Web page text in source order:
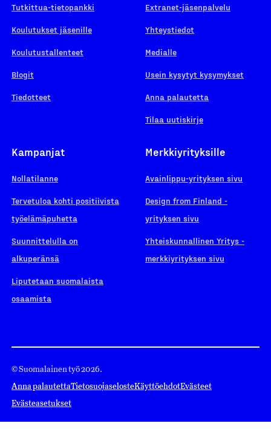
Tutkittua-tietopankki
Koulutukset jäsenille
Koulutustallenteet
Blogit
Tiedotteet
Extranet-jäsenpalvelu
Yhteystiedot
Medialle
Usein kysytyt kysymykset
Anna palautetta
Tilaa uutiskirje
Kampanjat
Nollatilanne
Tervetuloa kohti positiivista
työelämäpuhetta
Suunnittelulla on
alkuperänsä
Liputetaan suomalaista
osaamista
Merkkiyrityksille
Avainlippu-yrityksen sivu
Design from Finland -
yrityksen sivu
Yhteiskunnallinen Yritys -
merkkiyrityksen sivu
© Suomalainen työ 2026.
Anna palautettaTietosuojaselosteKäyttöehdotEvästeet
Evästeasetukset